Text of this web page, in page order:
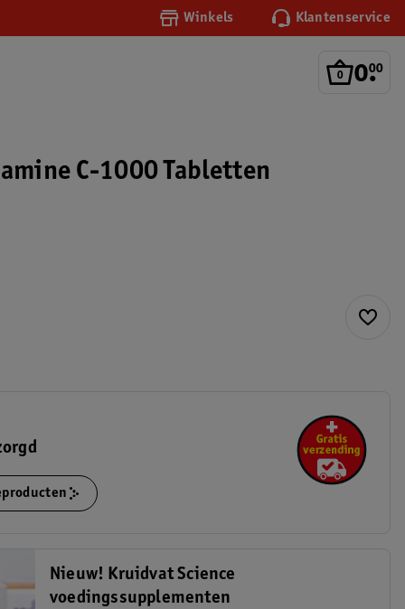
Winkels Klantenservice
0.
00
C-1000 Tabletten
Nieuw! Kruidvat Science
voedingssupplementen